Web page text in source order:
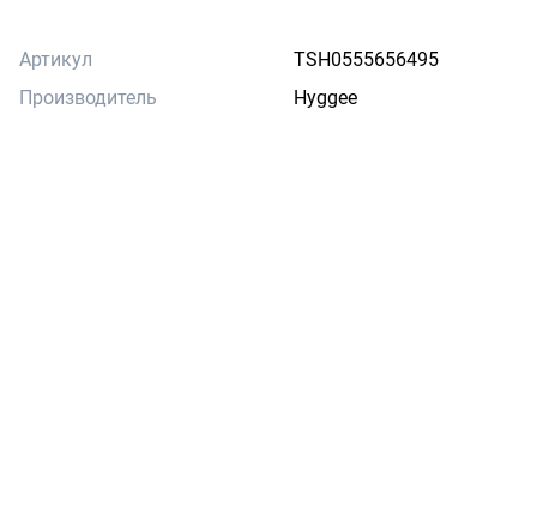
Артикул
TSH0555656495
Производитель
Hyggee